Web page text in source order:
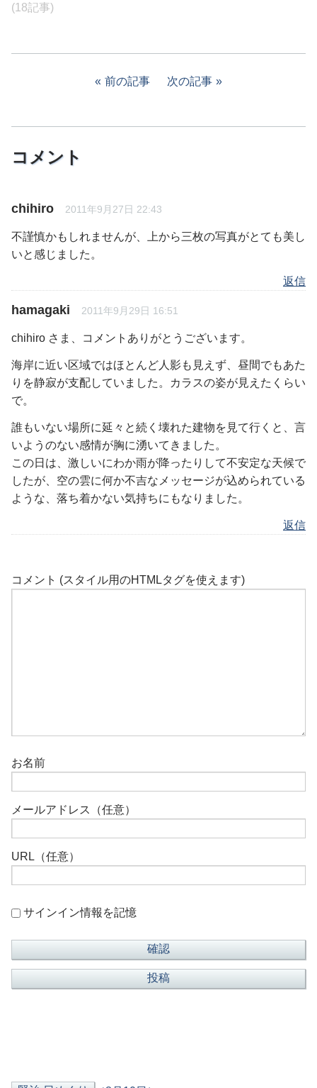
(18記事)
前の記事 次の記事
コメント
chihiro 2011年9月27日 22:43
不謹慎かもしれませんが、上から三枚の写真がとても美し
いと感じました。
返信
hamagaki 2011年9月29日 16:51
chihiro さま、コメントありがとうございます。
海岸に近い区域ではほとんど人影も見えず、昼間でもあた
りを静寂が支配していました。カラスの姿が見えたくらい
で。
誰もいない場所に延々と続く壊れた建物を見て行くと、言
いようのない感情が胸に湧いてきました。
この日は、激しいにわか雨が降ったりして不安定な天候で
したが、空の雲に何か不吉なメッセージが込められている
ような、落ち着かない気持ちにもなりました。
返信
コメント (スタイル用のHTMLタグを使えます)
お名前
メールアドレス（任意）
URL（任意）
サインイン情報を記憶